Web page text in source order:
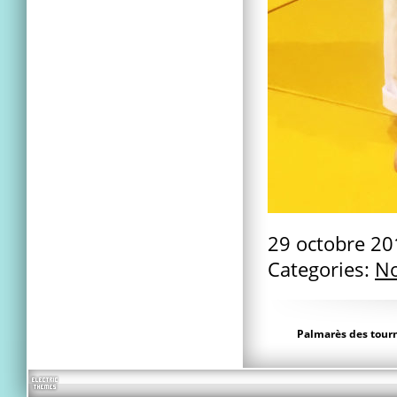
29 octobre
Categories:
Palmarès des